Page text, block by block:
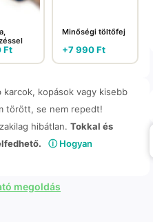
Ft
Minőségi töltőfej
+7 990Ft
karcok, kopások vagy kisebb
törött, se nem repedt!
hibátlan. Tokkal és
ⓘ Hogyan
megoldás